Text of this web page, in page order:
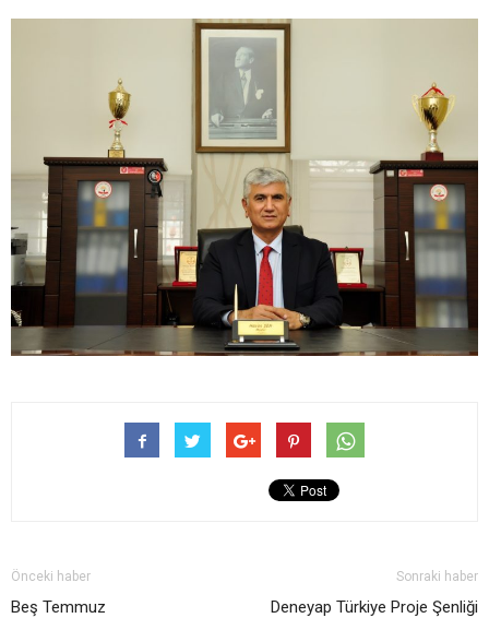
Önceki haber
Beş Temmuz
Sonraki haber
Deneyap Türkiye Proje Şenliği